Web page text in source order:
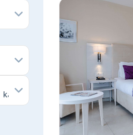
kamer